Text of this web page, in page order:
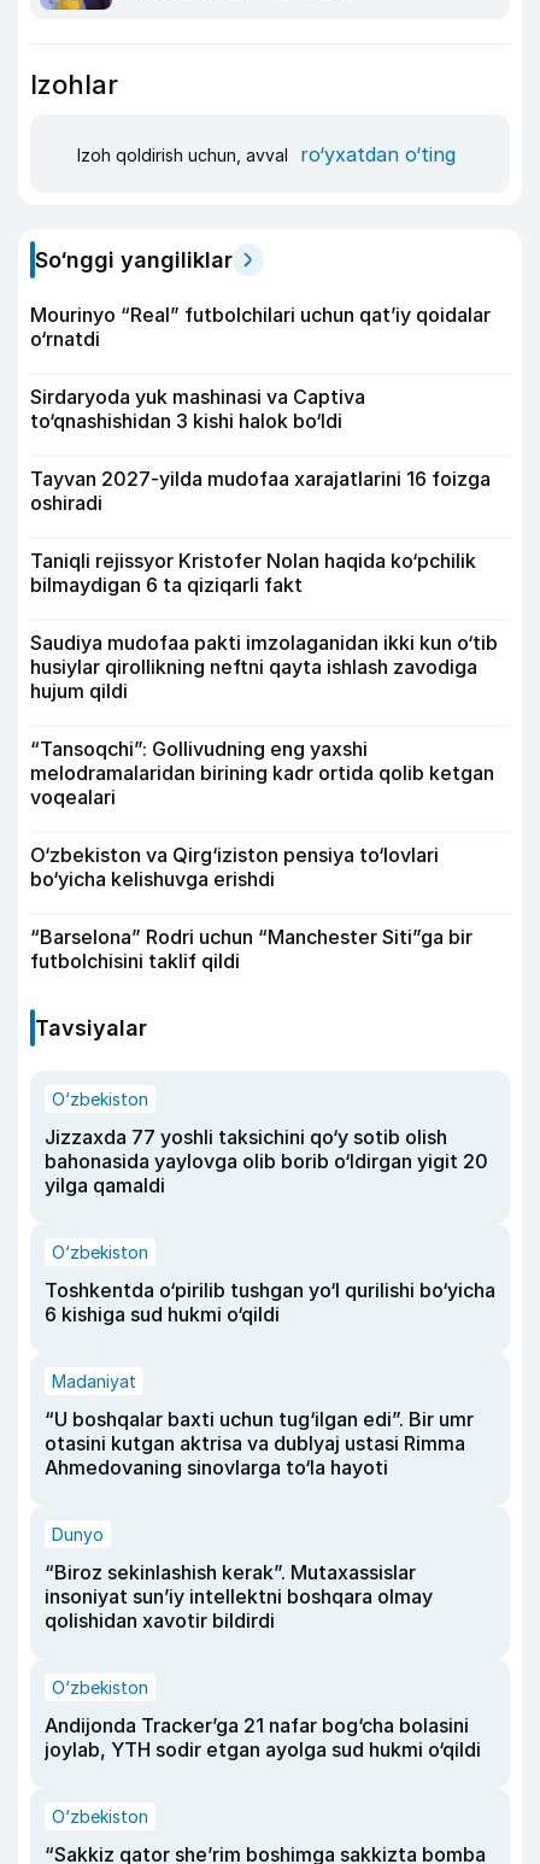
Izohlar
Izoh qoldirish uchun, avval ro‘yxatdan o‘ting
So‘nggi yangiliklar
Mourinyo “Real” futbolchilari uchun qat’iy qoidalar
o‘rnatdi
Sirdaryoda yuk mashinasi va Captiva
to‘qnashishidan 3 kishi halok bo‘ldi
Tayvan 2027-yilda mudofaa xarajatlarini 16 foizga
oshiradi
Taniqli rejissyor Kristofer Nolan haqida ko‘pchilik
bilmaydigan 6 ta qiziqarli fakt
Saudiya mudofaa pakti imzolaganidan ikki kun o‘tib
husiylar qirollikning neftni qayta ishlash zavodiga
hujum qildi
“Tansoqchi”: Gollivudning eng yaxshi
melodramalaridan birining kadr ortida qolib ketgan
voqealari
O‘zbekiston va Qirg‘iziston pensiya to‘lovlari
bo‘yicha kelishuvga erishdi
“Barselona” Rodri uchun “Manchester Siti”ga bir
futbolchisini taklif qildi
Tavsiyalar
O‘zbekiston
Jizzaxda 77 yoshli taksichini qo‘y sotib olish
bahonasida yaylovga olib borib o‘ldirgan yigit 20
yilga qamaldi
O‘zbekiston
Toshkentda o‘pirilib tushgan yo‘l qurilishi bo‘yicha
6 kishiga sud hukmi o‘qildi
Madaniyat
“U boshqalar baxti uchun tug‘ilgan edi”. Bir umr
otasini kutgan aktrisa va dublyaj ustasi Rimma
Ahmedovaning sinovlarga to‘la hayoti
Dunyo
“Biroz sekinlashish kerak”. Mutaxassislar
insoniyat sun’iy intellektni boshqara olmay
qolishidan xavotir bildirdi
O‘zbekiston
Andijonda Tracker’ga 21 nafar bog‘cha bolasini
joylab, YTH sodir etgan ayolga sud hukmi o‘qildi
O‘zbekiston
“Sakkiz qator she’rim boshimga sakkizta bomba